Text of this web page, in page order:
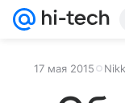
17 мая 2015